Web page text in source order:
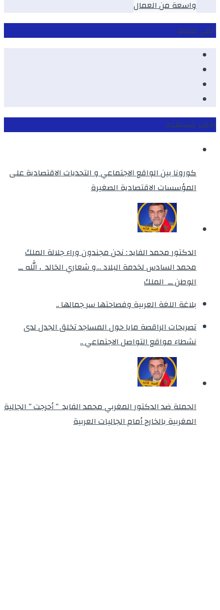
واسعة من العمال
ابقى متصلا
الأكثر مشاهدة
كورونا بين الواقع الاجتماعي و التحديات الاقتصادية على
المؤسسات الاقتصادية الصغيرة
الدكتور محمد الفايد : نحن مجندون وراء جلالة الملك
محمد السادس لخدمة البلاد …و شعاري الخالد ، الله ــ
الوطن ــ الملك
بلاغة اللغة العربية وفصاحتها سر جمالها ..
تصريحات الراقصة مايا حول المساجد تخلق الجدل لدى
نشطاء مواقع التواصل الاجتماعي ..
الحملة ضد الدكتور المغربي محمد الفايد ” أحرجت ” الجالية
المغربية بالخارج أمام الجاليات العربية